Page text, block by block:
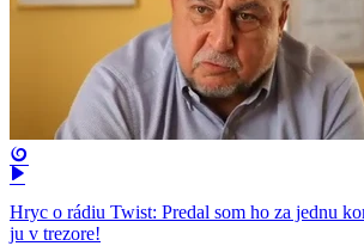
Hryc o rádiu Twist: Predal som ho za jednu
ju v trezore!